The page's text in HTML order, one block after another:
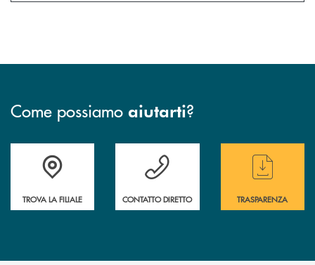
Come possiamo aiutarti?
Accedi all' elenco completo delle filiali
TROVA LA FILIALE
Hai bisogno di assistenza immediata ?
CONTATTO DIRETTO
Hai bisogno di
TRASPARENZA